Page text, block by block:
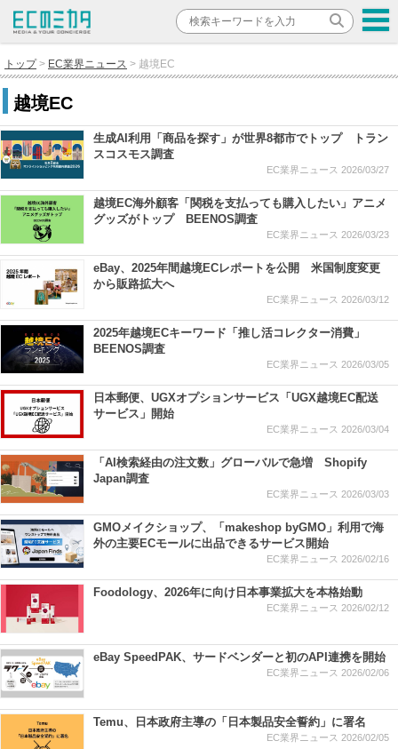
トップ EC業界ニュース 越境EC
越境EC
生成AI利用「商品を探す」が世界8都市でトップ トラン
スコスモス調査
EC業界ニュース 2026/03/27
越境EC海外顧客「関税を支払っても購入したい」アニメ
グッズがトップ BEENOS調査
EC業界ニュース 2026/03/23
eBay、2025年間越境ECレポートを公開 米国制度変更
から販路拡大へ
EC業界ニュース 2026/03/12
2025年越境ECキーワード「推し活コレクター消費」
BEENOS調査
EC業界ニュース 2026/03/05
日本郵便、UGXオプションサービス「UGX越境EC配送
サービス」開始
EC業界ニュース 2026/03/04
「AI検索経由の注文数」グローバルで急増 Shopify
Japan調査
EC業界ニュース 2026/03/03
GMOメイクショップ、「makeshop byGMO」利用で海
外の主要ECモールに出品できるサービス開始
EC業界ニュース 2026/02/16
Foodology、2026年に向け日本事業拡大を本格始動
EC業界ニュース 2026/02/12
eBay SpeedPAK、サードベンダーと初のAPI連携を開始
EC業界ニュース 2026/02/06
Temu、日本政府主導の「日本製品安全誓約」に署名
EC業界ニュース 2026/02/05